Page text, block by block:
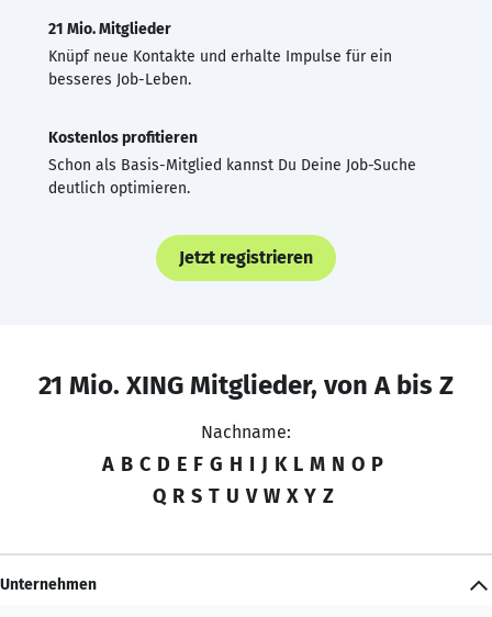
21 Mio. Mitglieder
Knüpf neue Kontakte und erhalte Impulse für ein
besseres Job-Leben.
Kostenlos profitieren
Schon als Basis-Mitglied kannst Du Deine Job-Suche
deutlich optimieren.
Jetzt registrieren
21 Mio. XING Mitglieder, von A bis Z
Nachname:
A B C D E F G H I J K L M N O P
Q R S T U V W X Y Z
Unternehmen